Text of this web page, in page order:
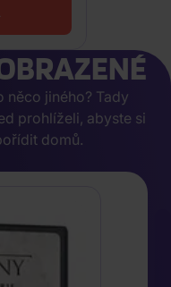
něco jiného? Tady
prohlíželi, abyste si
domů.